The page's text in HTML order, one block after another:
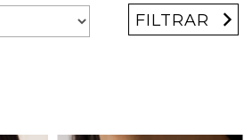
FILTRAR